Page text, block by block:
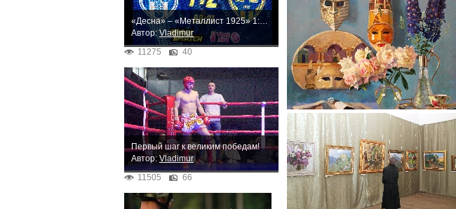
«Десна» – «Металлист 1925» 1:2. Неожиданное поражение
Автор:Vladimur
11275
40
Первый шаг к великим победам!
Автор: Vladimur
11505
66